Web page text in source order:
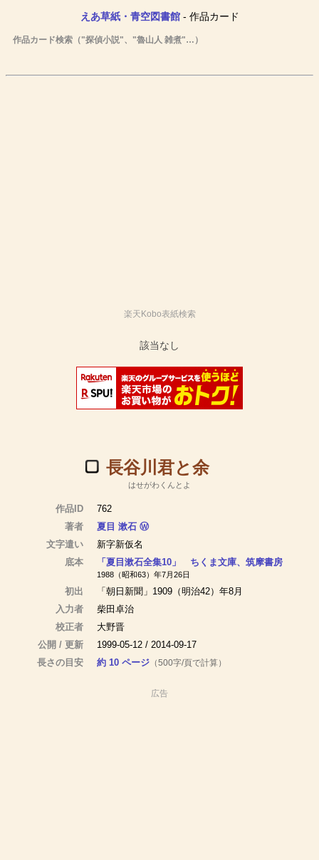
えあ草紙・青空図書館- 作品カード
作品カード検索（"探偵小説"、"魯山人 雑煮"…）
楽天Kobo表紙検索
長谷川君と余
はせがわくんとよ
作品ID
762
著者
夏目 漱石 Ⓦ
文字遣い
新字新仮名
底本
「夏目漱石全集10」 ちくま文庫、筑摩書房
1988（昭和63）年7月26日
初出
「朝日新聞」1909（明治42）年8月
入力者
柴田卓治
校正者
大野晋
公開 / 更新
1999-05-12 / 2014-09-17
長さの目安
約 10 ページ（500字/頁で計算）
広告